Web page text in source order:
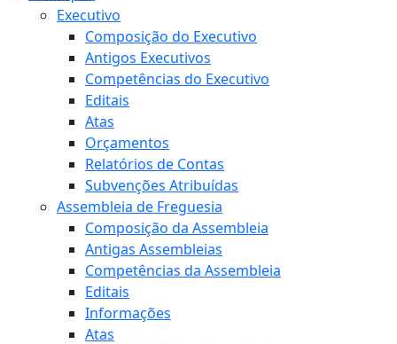
Executivo
Composição do Executivo
Antigos Executivos
Competências do Executivo
Editais
Atas
Orçamentos
Relatórios de Contas
Subvenções Atribuídas
Assembleia de Freguesia
Composição da Assembleia
Antigas Assembleias
Competências da Assembleia
Editais
Informações
Atas